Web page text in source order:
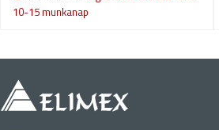
10-15 munkanap